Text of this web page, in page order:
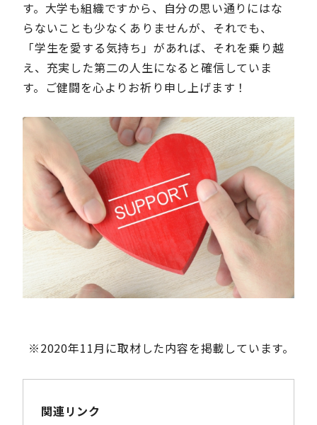
す。大学も組織ですから、自分の思い通りにはな
らないことも少なくありませんが、それでも、
「学生を愛する気持ち」があれば、それを乗り越
え、充実した第二の人生になると確信していま
す。ご健闘を心よりお祈り申し上げます！
※2020年11月に取材した内容を掲載しています。
関連リンク